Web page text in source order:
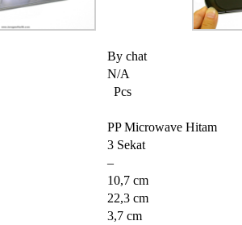
By chat
N/A
Pcs
PP Microwave Hitam
3 Sekat
–
10,7 cm
22,3 cm
3,7 cm